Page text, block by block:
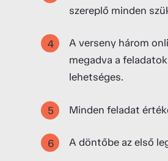
szereplő minden
A verseny három
megadva a
lehetséges.
Minden feladat
A döntőbe az első